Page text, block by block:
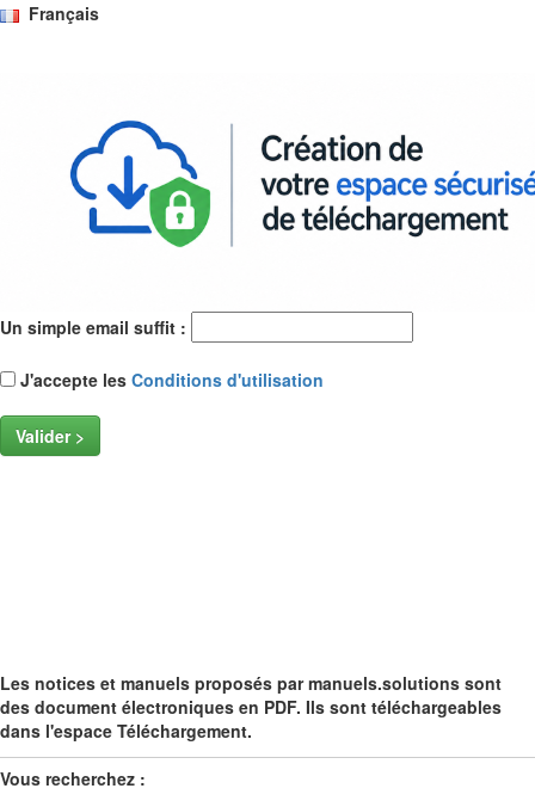
Français
Un simple email suffit :
J'accepte les Conditions d'utilisation
Valider >
Les notices et manuels proposés par manuels.solutions sont
des document électroniques en PDF. Ils sont téléchargeables
dans l'espace Téléchargement.
Vous recherchez :